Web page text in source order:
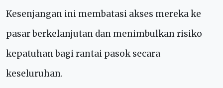
Kesenjangan ini membatasi akses mereka ke
pasar berkelanjutan dan menimbulkan risiko
kepatuhan bagi rantai pasok secara
keseluruhan.